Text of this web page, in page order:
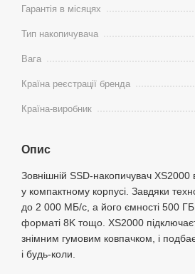
Гарантія в місяцях
Тип накопичувача
Вага
Країна реєстрації бренда
Країна-виробник
Опис
Зовнішній SSD-накопичувач
у компактному корпусі. Завдяки
до 2 000 МБ/с, а його ємності 500 ГБ
форматі 8K тощо. XS2000
знімним гумовим ковпачком, і
і будь-коли.